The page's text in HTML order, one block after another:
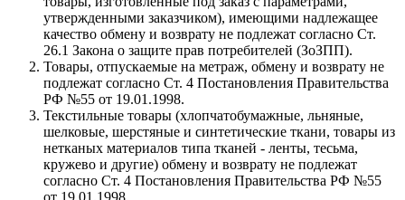
утвержденными заказчиком), имеющими надлежащее
качество обмену и возврату не подлежат согласно Ст.
26.1 Закона о защите прав потребителей (ЗоЗПП).
Товары, отпускаемые на метраж, обмену и возврату не
подлежат согласно Ст. 4 Постановления Правительства
РФ №55 от 19.01.1998.
Текстильные товары (хлопчатобумажные, льняные,
шелковые, шерстяные и синтетические ткани, товары из
нетканых материалов типа тканей - ленты, тесьма,
кружево и другие) обмену и возврату не подлежат
согласно Ст. 4 Постановления Правительства РФ №55
от 19.01.1998.